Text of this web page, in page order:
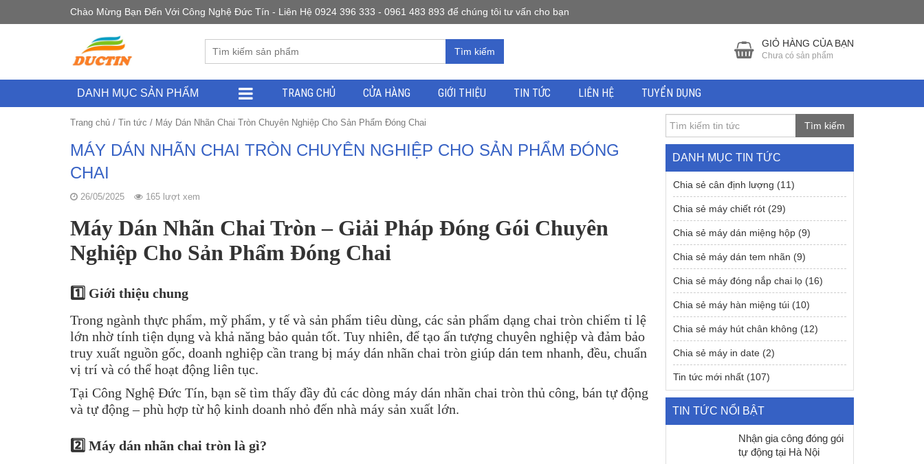
Chào Mừng Bạn Đến Với Công Nghệ Đức Tín - Liên Hệ 0924 396 333 - 0961 483 893 để chúng tôi tư vấn cho bạn
Tìm kiếm
GIỎ HÀNG CỦA BẠN
Chưa có sản phẩm
DANH MỤC SẢN PHẨM TRANG CHỦ CỬA HÀNG GIỚI THIỆU TIN TỨC LIÊN HỆ TUYỂN DỤNG
Trang chủ / Tin tức / Máy Dán Nhãn Chai Tròn Chuyên Nghiệp Cho Sản Phẩm Đóng Chai
MÁY DÁN NHÃN CHAI TRÒN CHUYÊN NGHIỆP CHO SẢN PHẨM ĐÓNG
CHAI
26/05/2025 165 lượt xem
Máy Dán Nhãn Chai Tròn – Giải Pháp Đóng Gói Chuyên
Nghiệp Cho Sản Phẩm Đóng Chai
1️⃣ Giới thiệu chung
Trong ngành thực phẩm, mỹ phẩm, y tế và sản phẩm tiêu dùng, các sản phẩm dạng chai tròn chiếm tỉ lệ
lớn nhờ tính tiện dụng và khả năng bảo quản tốt. Tuy nhiên, để tạo ấn tượng chuyên nghiệp và đảm bảo
truy xuất nguồn gốc, doanh nghiệp cần trang bị máy dán nhãn chai tròn giúp dán tem nhanh, đều, chuẩn
vị trí và có thể hoạt động liên tục.
Tại Công Nghệ Đức Tín, bạn sẽ tìm thấy đầy đủ các dòng máy dán nhãn chai tròn thủ công, bán tự động
và tự động – phù hợp từ hộ kinh doanh nhỏ đến nhà máy sản xuất lớn.
2️⃣ Máy dán nhãn chai tròn là gì?
Tìm kiếm
DANH MỤC TIN TỨC
Chia sẻ cân định lượng (11)
Chia sẻ máy chiết rót (29)
Chia sẻ máy dán miệng hộp (9)
Chia sẻ máy dán tem nhãn (9)
Chia sẻ máy đóng nắp chai lọ (16)
Chia sẻ máy hàn miệng túi (10)
Chia sẻ máy hút chân không (12)
Chia sẻ máy in date (2)
Tin tức mới nhất (107)
TIN TỨC NỔI BẬT
Nhận gia công đóng gói
tự động tại Hà Nội